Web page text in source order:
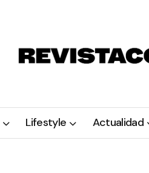
Lifestyle Actualidad